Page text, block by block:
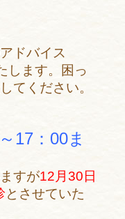
ドバイス
します。困っ
てください。
17：00ま
すが12月30日
とさせていた